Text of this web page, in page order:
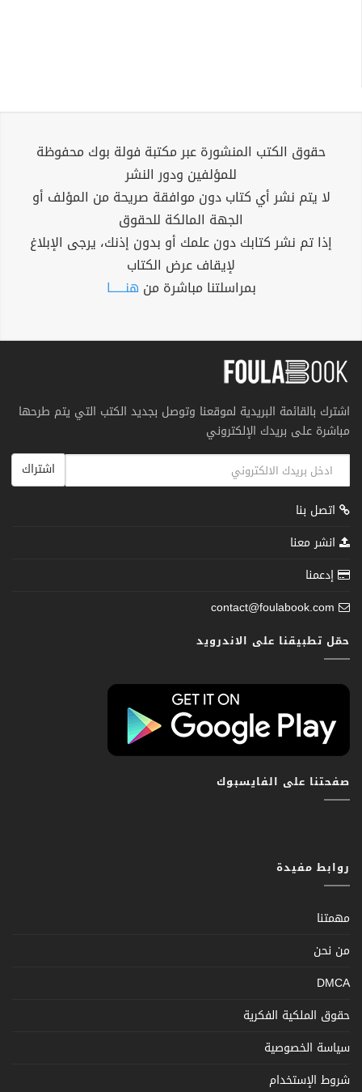
حقوق الكتب المنشورة عبر مكتبة فولة بوك محفوظة
للمؤلفين ودور النشر
لا يتم نشر أي كتاب دون موافقة صريحة من المؤلف أو
الجهة المالكة للحقوق
إذا تم نشر كتابك دون علمك أو بدون إذنك، يرجى الإبلاغ
لإيقاف عرض الكتاب
بمراسلتنا مباشرة من هنــــــا
اشترك بالقائمة البريدية لموقعنا وتوصل بجديد الكتب التي يتم طرحها
مباشرة على بريدك الإلكتروني
اشتراك
اتصل بنا
انشر معنا
إدعمنا
contact@foulabook.com
حمّل تطبيقنا على الاندرويد
صفحتنا على الفايسبوك
روابط مفيدة
مهمتنا
من نحن
DMCA
حقوق الملكية الفكرية
سياسة الخصوصية
شروط الإستخدام